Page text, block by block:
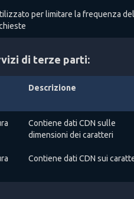
per limitare la frequenza
di terze parti:
Descrizione
Contiene dati CDN sulle
dimensioni dei caratteri
Contiene dati CDN sui